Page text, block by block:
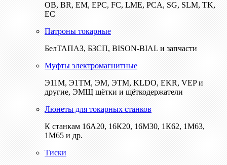
ОВ, BR, EM, EPC, FC, LME, PCA, SG, SLM, TK,
EC
Патроны токарные
БелТАПАЗ, БЗСП, BISON-BIAL и запчасти
Муфты электромагнитные
Э11М, Э1ТМ, ЭМ, ЭТМ, KLDO, EKR, VEP и
другие, ЭМЩ щётки и щёткодержатели
Люнеты для токарных станков
К станкам 16А20, 16К20, 16М30, 1К62, 1М63,
1М65 и др.
Тиски